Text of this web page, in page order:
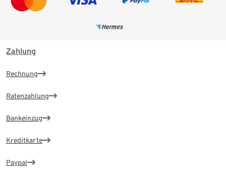
Zahlung
Rechnung
Ratenzahlung
Bankeinzug
Kreditkarte
Paypal